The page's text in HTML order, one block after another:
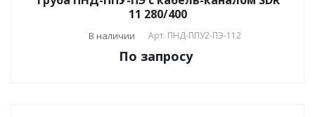
11 280/400
В наличии Арт. ПНД-ППУ2-ПЭ-112
По запросу